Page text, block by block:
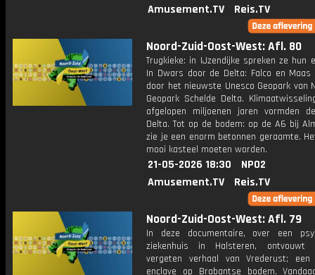
Amusement.TV
Reis.TV
Noord-Zuid-Oost-West: Afl. 80
Trugkieke: in IJzendijke spreken ze hun
In Dwars door de Delta: Falco en Maas
door het nieuwste Unesco Geopark van
Geopark Schelde Delta.
afgelopen miljoenen jaren vormden
Delta. Tot op de bodem: op de A6 bij
zie je een enorm betonnen geraamte.
mooi kasteel moeten worden.
21-05-2026 18:30
NPO2
Amusement.TV
Reis.TV
Noord-Zuid-Oost-West: Afl. 79
In deze documentaire, over een
ziekenhuis in Halsteren,
vergeten verhaal van Vrederust; een
enclave op Brabantse bodem.